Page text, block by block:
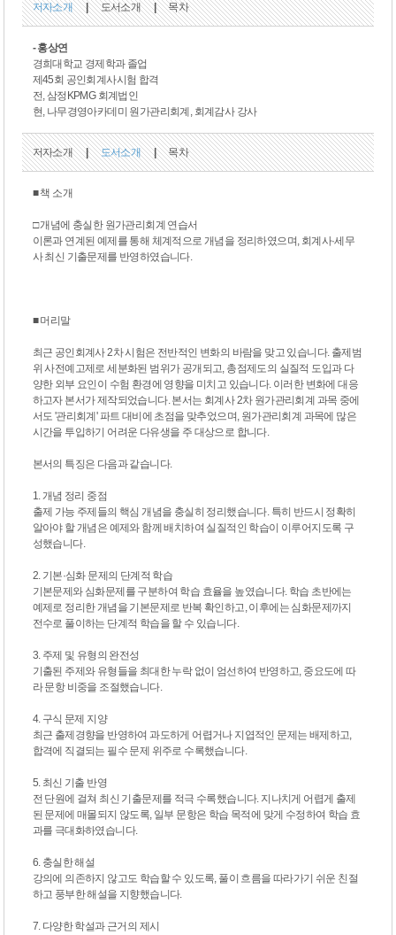
저자소개 | 도서소개 | 목차
- 홍상연
경희대학교 경제학과 졸업
제45회 공인회계사시험 합격
전, 삼정KPMG 회계법인
현, 나무경영아카데미 원가관리회계, 회계감사 강사
저자소개 | 도서소개 | 목차
■ 책 소개
□ 개념에 충실한 원가관리회계 연습서
이론과 연계된 예제를 통해 체계적으로 개념을 정리하였으며, 회계사·세무
사 최신 기출문제를 반영하였습니다.
■ 머리말
최근 공인회계사 2차 시험은 전반적인 변화의 바람을 맞고 있습니다. 출제범
위 사전예고제로 세분화된 범위가 공개되고, 총점제도의 실질적 도입과 다
양한 외부 요인이 수험 환경에 영향을 미치고 있습니다. 이러한 변화에 대응
하고자 본서가 제작되었습니다. 본서는 회계사 2차 원가관리회계 과목 중에
서도 '관리회계' 파트 대비에 초점을 맞추었으며, 원가관리회계 과목에 많은
시간을 투입하기 어려운 다유생을 주 대상으로 합니다.
본서의 특징은 다음과 같습니다.
1. 개념 정리 중점
출제 가능 주제들의 핵심 개념을 충실히 정리했습니다. 특히 반드시 정확히
알아야 할 개념은 예제와 함께 배치하여 실질적인 학습이 이루어지도록 구
성했습니다.
2. 기본·심화 문제의 단계적 학습
기본문제와 심화문제를 구분하여 학습 효율을 높였습니다. 학습 초반에는
예제로 정리한 개념을 기본문제로 반복 확인하고, 이후에는 심화문제까지
전수로 풀이하는 단계적 학습을 할 수 있습니다.
3. 주제 및 유형의 완전성
기출된 주제와 유형들을 최대한 누락 없이 엄선하여 반영하고, 중요도에 따
라 문항 비중을 조절했습니다.
4. 구식 문제 지양
최근 출제경향을 반영하여 과도하게 어렵거나 지엽적인 문제는 배제하고,
합격에 직결되는 필수 문제 위주로 수록했습니다.
5. 최신 기출 반영
전 단원에 걸쳐 최신 기출문제를 적극 수록했습니다. 지나치게 어렵게 출제
된 문제에 매몰되지 않도록, 일부 문항은 학습 목적에 맞게 수정하여 학습 효
과를 극대화하였습니다.
6. 충실한 해설
강의에 의존하지 않고도 학습할 수 있도록, 풀이 흐름을 따라가기 쉬운 친절
하고 풍부한 해설을 지향했습니다.
7. 다양한 학설과 근거의 제시